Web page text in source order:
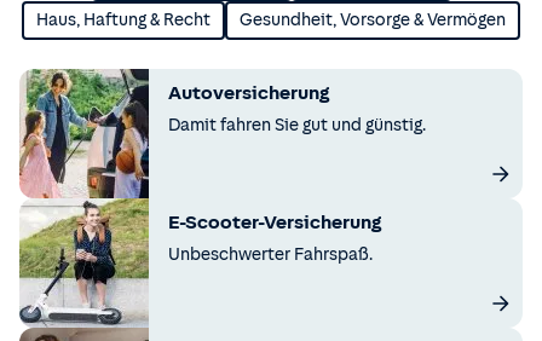
Haus, Haftung & Recht Gesundheit, Vorsorge & Vermögen
Autoversicherung
Damit fahren Sie gut und günstig.
E-Scooter-Versicherung
Unbeschwerter Fahrspaß.